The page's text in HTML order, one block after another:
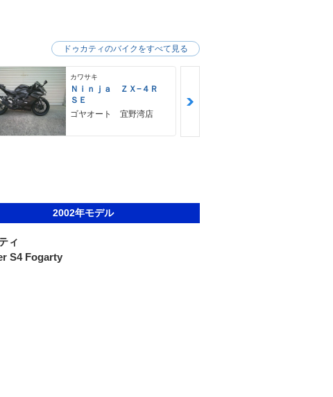
カワサキ
Ｎｉｎｊａ ＺＸ−４Ｒ
ＳＥ
ゴヤオート 宜野湾店
ドゥカティのバイクをすべて見る
2002年モデル
ィ
S4 Fogarty